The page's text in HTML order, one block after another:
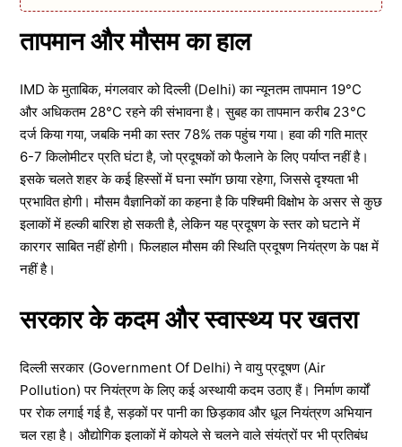
तापमान और मौसम का हाल
IMD के मुताबिक, मंगलवार को दिल्ली (Delhi) का न्यूनतम तापमान 19°C
और अधिकतम 28°C रहने की संभावना है। सुबह का तापमान करीब 23°C
दर्ज किया गया, जबकि नमी का स्तर 78% तक पहुंच गया। हवा की गति मात्र
6-7 किलोमीटर प्रति घंटा है, जो प्रदूषकों को फैलाने के लिए पर्याप्त नहीं है।
इसके चलते शहर के कई हिस्सों में घना स्मॉग छाया रहेगा, जिससे दृश्यता भी
प्रभावित होगी। मौसम वैज्ञानिकों का कहना है कि पश्चिमी विक्षोभ के असर से कुछ
इलाकों में हल्की बारिश हो सकती है, लेकिन यह प्रदूषण के स्तर को घटाने में
कारगर साबित नहीं होगी। फिलहाल मौसम की स्थिति प्रदूषण नियंत्रण के पक्ष में
नहीं है।
सरकार के कदम और स्वास्थ्य पर खतरा
दिल्ली सरकार (Government Of Delhi) ने वायु प्रदूषण (Air
Pollution) पर नियंत्रण के लिए कई अस्थायी कदम उठाए हैं। निर्माण कार्यों
पर रोक लगाई गई है, सड़कों पर पानी का छिड़काव और धूल नियंत्रण अभियान
चल रहा है। औद्योगिक इलाकों में कोयले से चलने वाले संयंत्रों पर भी प्रतिबंध